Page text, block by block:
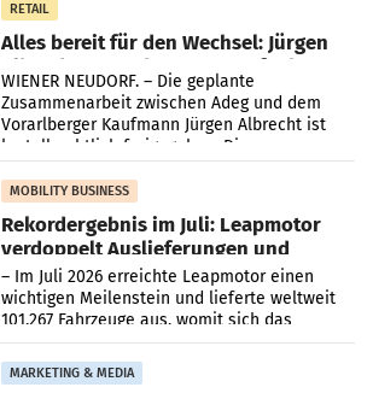
RETAIL
Alles bereit für den Wechsel: Jürgen
Albrecht setzt ab 1.1.2027 auf Adeg
WIENER NEUDORF. – Die geplante
Zusammenarbeit zwischen Adeg und dem
Vorarlberger Kaufmann Jürgen Albrecht ist
kartellrechtlich freigegeben: Die
Bundeswettbewerbsbehörde und der
Bundeskartellanwalt
MOBILITY BUSINESS
Rekordergebnis im Juli: Leapmotor
verdoppelt Auslieferungen und
überschreitet die 100.000er-Marke
– Im Juli 2026 erreichte Leapmotor einen
wichtigen Meilenstein und lieferte weltweit
101.267 Fahrzeuge aus, womit sich das
Ergebnis gegenüber Juli 2025 mehr als
verdoppelte (+102
MARKETING & MEDIA